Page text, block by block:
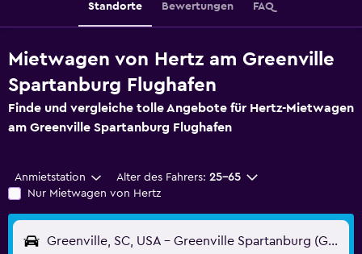
Standorte Bewertungen FAQ
Mietwagen von Hertz am Greenville
Spartanburg Flughafen
Finde und vergleiche tolle Angebote für Hertz-Mietwagen
am Greenville Spartanburg Flughafen
Anmietstation Alter des Fahrers: 25-65
Nur Mietwagen von Hertz
Greenville, SC, USA - Greenville Spartanburg (GSP)